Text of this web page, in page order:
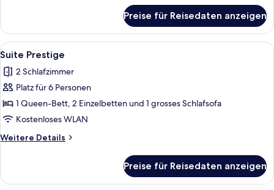
Deluxe
Mezzanine
Preise für Reisedaten anzeigen
Alle
Fotos
für
Suite
Prestige
anzeigen
Ein modernes Hotelzimmer mit
7
Suite Prestige
2 Schlafzimmer
Platz für 6 Personen
1 Queen-Bett, 2 Einzelbetten und 1 grosses Schlafsofa
Kostenloses WLAN
Weitere Details
Weitere
Prestige
Preise für Reisedaten anzeigen